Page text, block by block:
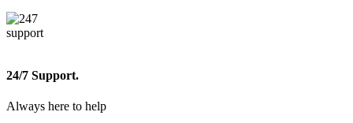
24/7 Support.
Always here to help